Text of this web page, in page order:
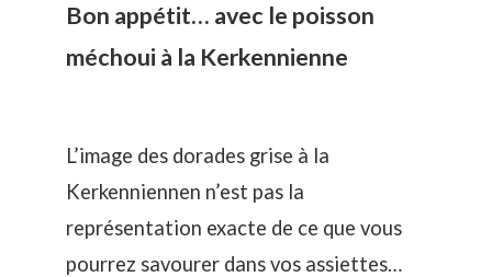
Bon appétit… avec le poisson
méchoui à la Kerkennienne
L’image des dorades grise à la
Kerkenniennen n’est pas la
représentation exacte de ce que vous
pourrez savourer dans vos assiettes…